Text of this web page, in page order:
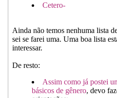
Cetero-
Ainda não temos nenhuma lista
sei se farei uma. Uma boa lista
interessar.
De resto:
Assim como já postei
básicos de gênero, devo